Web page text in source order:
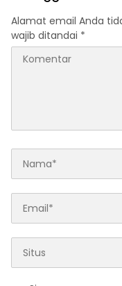
Alamat email Anda
wajib ditandai *